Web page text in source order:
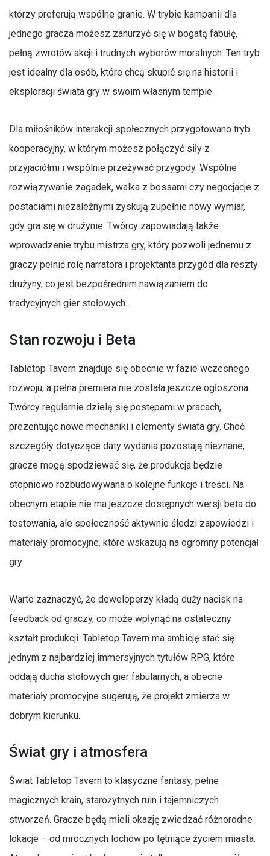
którzy preferują wspólne granie. W trybie kampanii dla
jednego gracza możesz zanurzyć się w bogatą fabułę,
pełną zwrotów akcji i trudnych wyborów moralnych. Ten tryb
jest idealny dla osób, które chcą skupić się na historii i
eksploracji świata gry w swoim własnym tempie.
Dla miłośników interakcji społecznych przygotowano tryb
kooperacyjny, w którym możesz połączyć siły z
przyjaciółmi i wspólnie przeżywać przygody. Wspólne
rozwiązywanie zagadek, walka z bossami czy negocjacje z
postaciami niezależnymi zyskują zupełnie nowy wymiar,
gdy gra się w drużynie. Twórcy zapowiadają także
wprowadzenie trybu mistrza gry, który pozwoli jednemu z
graczy pełnić rolę narratora i projektanta przygód dla reszty
drużyny, co jest bezpośrednim nawiązaniem do
tradycyjnych gier stołowych.
Stan rozwoju i Beta
Tabletop Tavern znajduje się obecnie w fazie wczesnego
rozwoju, a pełna premiera nie została jeszcze ogłoszona.
Twórcy regularnie dzielą się postępami w pracach,
prezentując nowe mechaniki i elementy świata gry. Choć
szczegóły dotyczące daty wydania pozostają nieznane,
gracze mogą spodziewać się, że produkcja będzie
stopniowo rozbudowywana o kolejne funkcje i treści. Na
obecnym etapie nie ma jeszcze dostępnych wersji beta do
testowania, ale społeczność aktywnie śledzi zapowiedzi i
materiały promocyjne, które wskazują na ogromny potencjał
gry.
Warto zaznaczyć, że deweloperzy kładą duży nacisk na
feedback od graczy, co może wpłynąć na ostateczny
kształt produkcji. Tabletop Tavern ma ambicję stać się
jednym z najbardziej immersyjnych tytułów RPG, które
oddają ducha stołowych gier fabularnych, a obecne
materiały promocyjne sugerują, że projekt zmierza w
dobrym kierunku.
Świat gry i atmosfera
Świat Tabletop Tavern to klasyczne fantasy, pełne
magicznych krain, starożytnych ruin i tajemniczych
stworzeń. Gracze będą mieli okazję zwiedzać różnorodne
lokacje – od mrocznych lochów po tętniące życiem miasta.